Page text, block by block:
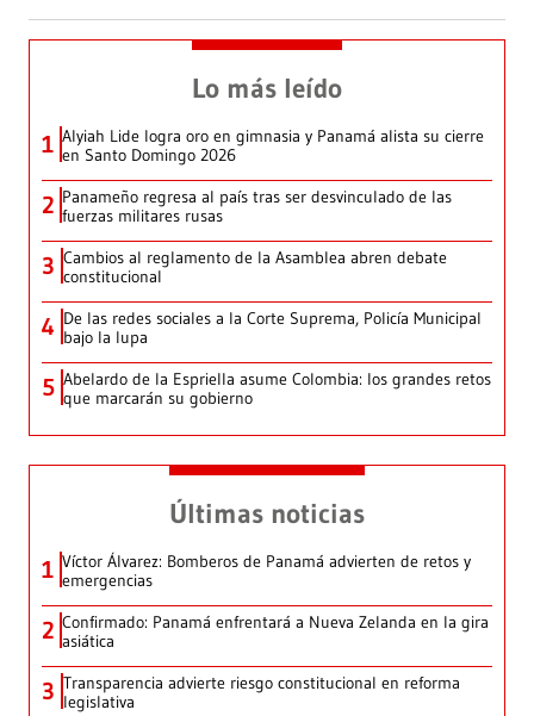
Lo más leído
1 Alyiah Lide logra oro en gimnasia y Panamá alista su cierre
en Santo Domingo 2026
2 Panameño regresa al país tras ser desvinculado de las
fuerzas militares rusas
3 Cambios al reglamento de la Asamblea abren debate
constitucional
4 De las redes sociales a la Corte Suprema, Policía Municipal
bajo la lupa
5 Abelardo de la Espriella asume Colombia: los grandes retos
que marcarán su gobierno
Últimas noticias
1 Víctor Álvarez: Bomberos de Panamá advierten de retos y
emergencias
2 Confirmado: Panamá enfrentará a Nueva Zelanda en la gira
asiática
3 Transparencia advierte riesgo constitucional en reforma
legislativa